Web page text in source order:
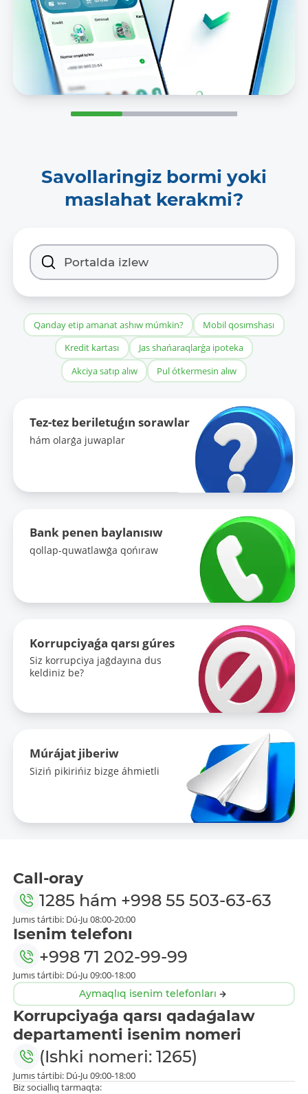
Savollaringiz bormi yoki
maslahat kerakmi?
Qanday etip amanat ashıw múmkin?
Mobil qosımshası
Kredit kartası
Jas shańaraqlarǵa ipoteka
Akciya satıp alıw
Pul ótkermesin alıw
Tez-tez beriletuǵın sorawlar
hám olarǵa juwaplar
Bank penen baylanısıw
qollap-quwatlawǵa qońıraw
Korrupciyaǵa qarsı gúres
Siz korrupciya jaǵdayına dus
keldiniz be?
Múrájat jiberiw
Siziń pikirińiz bizge áhmietli
Call-oray
1285 hám +998 55 503-63-63
Jumıs tártibi: Dú-Ju 08:00-20:00
Isenim telefonı
+998 71 202-99-99
Jumıs tártibi: Dú-Ju 09:00-18:00
Aymaqlıq isenim telefonları
Korrupciyaǵa qarsı qadaǵalaw
departamenti isenim nomeri
(Ishki nomeri: 1265)
Jumıs tártibi: Dú-Ju 09:00-18:00
Biz sociallıq tarmaqta: